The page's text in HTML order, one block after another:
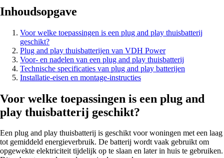
Inhoudsopgave
Voor welke toepassingen is een plug and play thuisbatterij
geschikt?
Plug and play thuisbatterijen van VDH Power
Voor- en nadelen van een plug and play thuisbatterij
Technische specificaties van plug and play batterijen
Installatie-eisen en montage-instructies
Voor welke toepassingen is een plug and
play thuisbatterij geschikt?
Een plug and play thuisbatterij is geschikt voor woningen met een laag
tot gemiddeld energieverbruik. De batterij wordt vaak gebruikt om
opgewekte elektriciteit tijdelijk op te slaan en later in huis te gebruiken.